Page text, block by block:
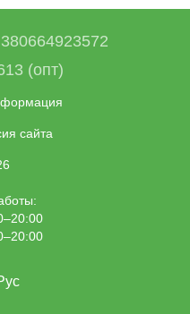
(опт)
сайта